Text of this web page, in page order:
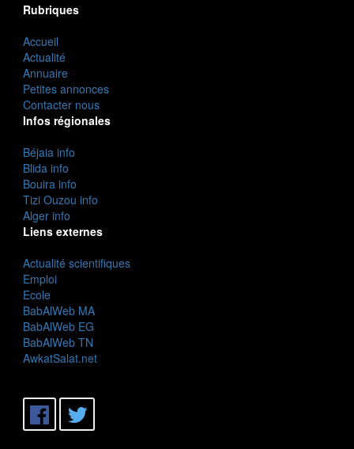
Rubriques
Accueil
Actualité
Annuaire
Petites annonces
Contacter nous
Infos régionales
Béjaia info
Blida info
Bouira info
Tizi Ouzou info
Alger info
Liens externes
Actualité scientifiques
Emploi
Ecole
BabAlWeb MA
BabAlWeb EG
BabAlWeb TN
AwkatSalat.net